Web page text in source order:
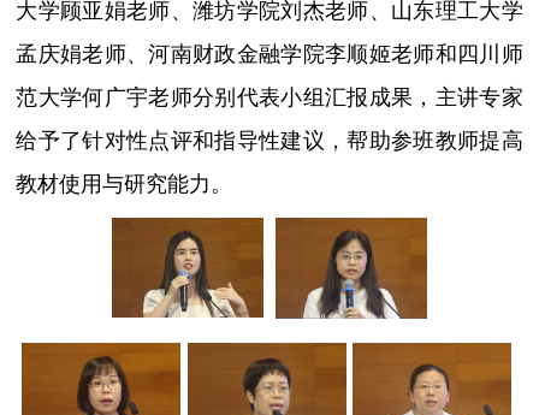
大学顾亚娟老师、潍坊学院刘杰老师、山东理工大学
孟庆娟老师、河南财政金融学院李顺姬老师和四川师
范大学何广宇老师分别代表小组汇报成果，主讲专家
给予了针对性点评和指导性建议，帮助参班教师提高
教材使用与研究能力。